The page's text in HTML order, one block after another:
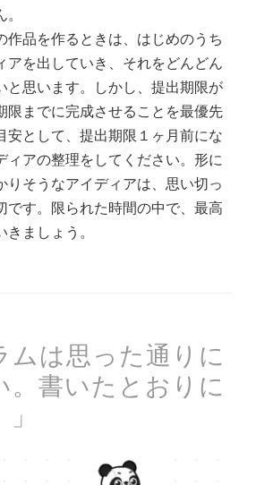
作品を作るときは、はじめのうち
アを出していき、それをどんどん
と思います。しかし、提出期限が
限までに完成させることを最優先
安として、提出期限１ヶ月前にな
ィアの整理をしてください。形に
りそうなアイディアは、思い切っ
です。限られた時間の中で、最高
ましょう。
ムは思った通りに
。書いたとおりに